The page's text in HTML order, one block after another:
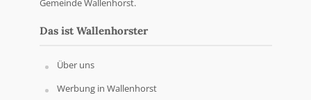
Das ist Wallenhorster
Über uns
Werbung in Wallenhorst